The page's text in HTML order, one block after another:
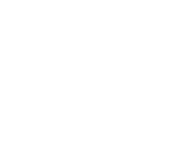
cm, H 3